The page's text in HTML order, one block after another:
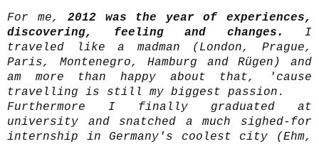
For me,2012 was the year of experiences,
discovering, feeling and changes.
I
traveled like a madman (London, Prague,
Paris, Montenegro, Hamburg and Rügen) and
am more than happy about that, 'cause
travelling is still my biggest passion.
Furthermore I finally graduated at
university and snatched a much sighed-for
internship in Germany's coolest city (Ehm,